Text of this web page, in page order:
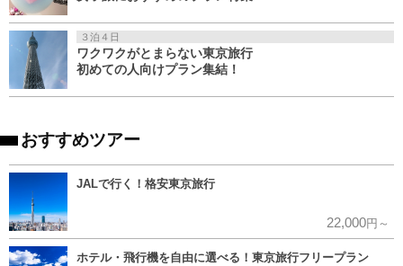
３泊４日
ワクワクがとまらない東京旅行
初めての人向けプラン集結！
おすすめツアー
JALで行く！格安東京旅行
22,000円～
ホテル・飛行機を自由に選べる！東京旅行フリープラン